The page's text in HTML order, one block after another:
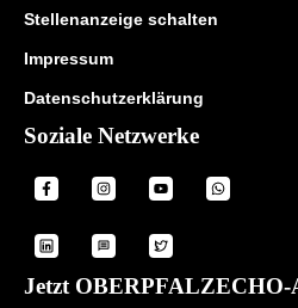
Stellenanzeige schalten
Impressum
Datenschutzerklärung
Soziale Netzwerke
Jetzt OBERPFALZECHO-